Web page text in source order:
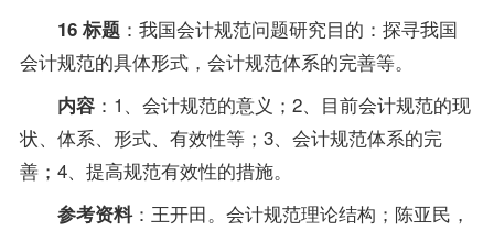
16 标题：我国会计规范问题研究目的：探寻我国
会计规范的具体形式，会计规范体系的完善等。
内容：1、会计规范的意义；2、目前会计规范的现
状、体系、形式、有效性等；3、会计规范体系的完
善；4、提高规范有效性的措施。
参考资料：王开田。会计规范理论结构；陈亚民，